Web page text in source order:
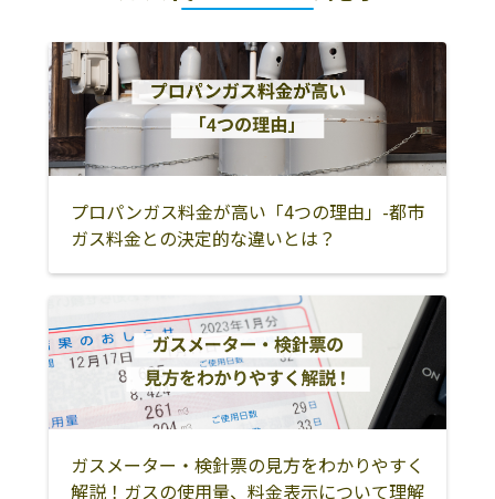
センター
町
上水内郡信濃町 上水内郡飯綱町
上水内郡小川村
中野市
飯山市
下高井郡山ノ内
町
下高井郡木島平
下高井郡野沢温
泉村
下水内郡栄村
大町市 北安曇郡池田町
北安曇郡小谷村
松本市
塩尻市
安曇野市
東筑摩郡筑北村
東筑摩郡麻績村
東筑摩郡生坂村
東筑摩郡山形村
東筑摩郡朝日村
上田市
佐久市
小諸市
東御市
小県郡長和町
プロパンガス料金が高い「4つの理由」-都市
ガス料金との決定的な違いとは？
ガスメーター・検針票の見方をわかりやすく
解説！ガスの使用量、料金表示について理解